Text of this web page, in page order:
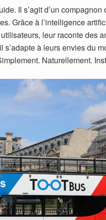
Il s’agit d’un
Grâce à l’intelligence
leur raconte des
à leurs envies du
Naturellement.